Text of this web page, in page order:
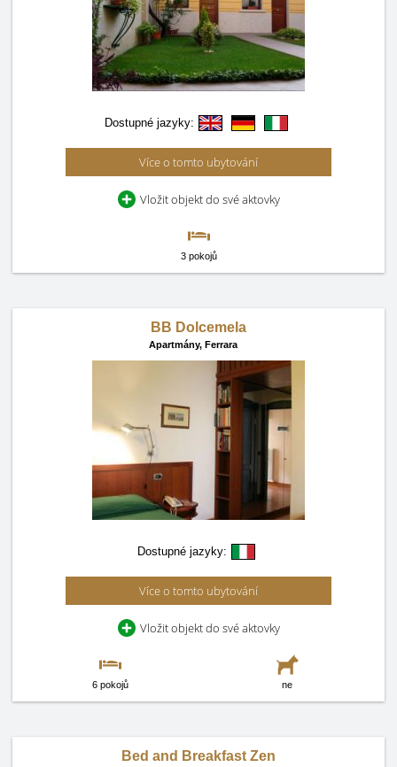
Dostupné jazyky:
Více o tomto ubytování
Vložit objekt do své aktovky
3 pokojů
BB Dolcemela
Apartmány, Ferrara
Dostupné jazyky:
Více o tomto ubytování
Vložit objekt do své aktovky
6 pokojů ne
Bed and Breakfast Zen